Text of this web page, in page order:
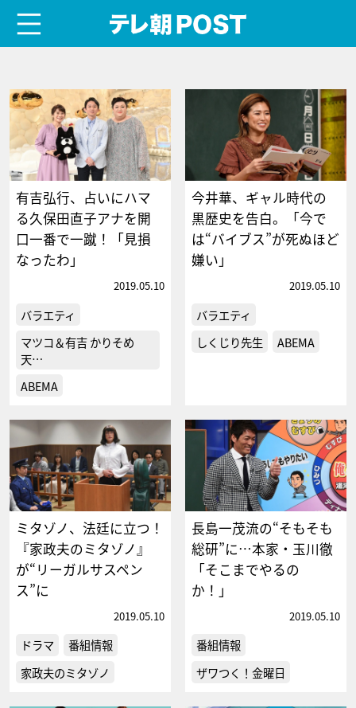
有吉弘行、占いにハマ
る久保田直子アナを開
口一番で一蹴！「見損
なったわ」
2019.05.10
バラエティ
マツコ＆有吉 かりそめ
天…
ABEMA
今井華、ギャル時代の
黒歴史を告白。「今で
は“バイブス”が死ぬほど
嫌い」
2019.05.10
バラエティ
しくじり先生
ABEMA
ミタゾノ、法廷に立つ！
『家政夫のミタゾノ』
が“リーガルサスペン
ス”に
2019.05.10
ドラマ
番組情報
家政夫のミタゾノ
長島一茂流の“そもそも
総研”に…本家・玉川徹
「そこまでやるの
か！」
2019.05.10
番組情報
ザワつく！金曜日